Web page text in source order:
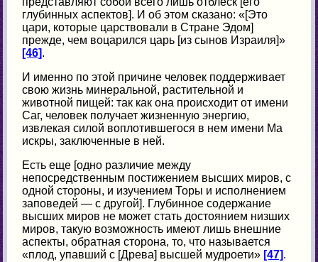
глубинных аспектов]. И об этом сказано: «[Это
цари, которые царствовали в Стране Эдом]
прежде, чем воцарился царь [из сынов Израиля]»
[46].
И именно по этой причине человек поддерживает
свою жизнь минеральной, растительной и
животной пищей: так как она происходит от имени
Саг, человек получает жизненную энергию,
извлекая силой воплотившегося в нем имени Ма
искры, заключенные в ней.
Есть еще [одно различие между
непосредственным постижением высших миров, с
одной стороны, и изучением Торы и исполнением
заповедей — с другой]. Глубинное содержание
высших миров не может стать достоянием низших
миров, такую возможность имеют лишь внешние
аспекты, обратная сторона, то, что называется
«плод, упавший с [Древа] высшей мудроети» [47].